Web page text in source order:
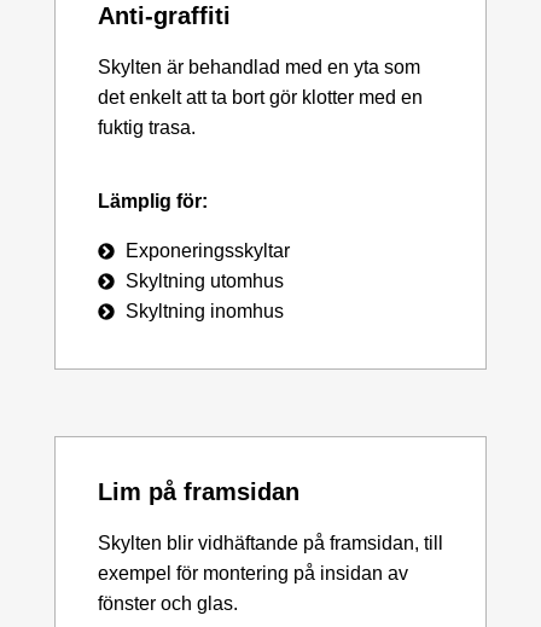
Anti-graffiti
Skylten är behandlad med en yta som
det enkelt att ta bort gör klotter med en
fuktig trasa.
Lämplig för:
Exponeringsskyltar
Skyltning utomhus
Skyltning inomhus
Lim på framsidan
Skylten blir vidhäftande på framsidan, till
exempel för montering på insidan av
fönster och glas.